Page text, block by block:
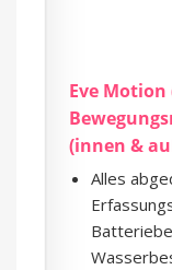
Eve
(innen &
Alles